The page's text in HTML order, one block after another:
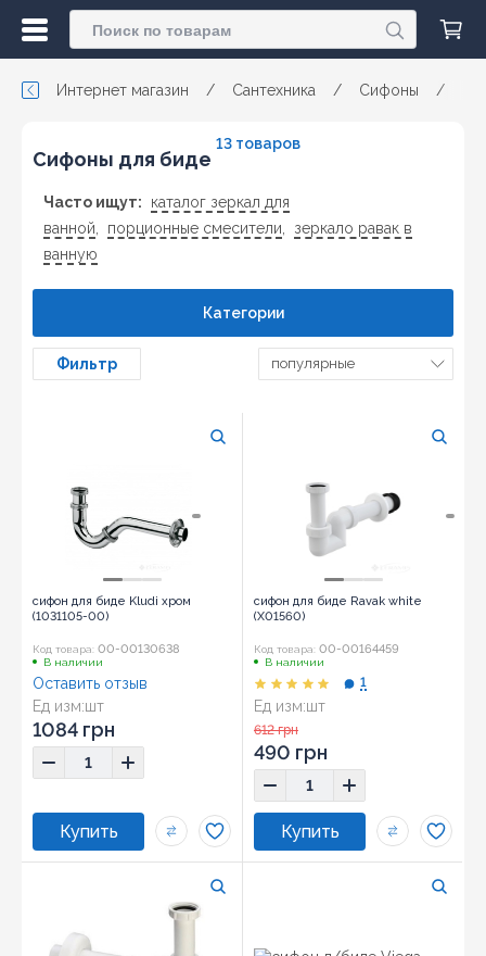
Интернет магазин / Сантехника / Сифоны /
Сифоны для биде
13 товаров
Часто ищут:
каталог зеркал для
ванной
порционные смесители
зеркало равак в
ванную
Фильтр
Категории
популярные
сифон для биде Kludi хром
(1031105-00)
Код товара: 00-00130638
В наличии
Ед изм:шт
Оставить отзыв
1084 грн
сифон для биде Ravak white
(X01560)
Код товара: 00-00164459
В наличии
Ед изм:шт
1
612 грн
490 грн